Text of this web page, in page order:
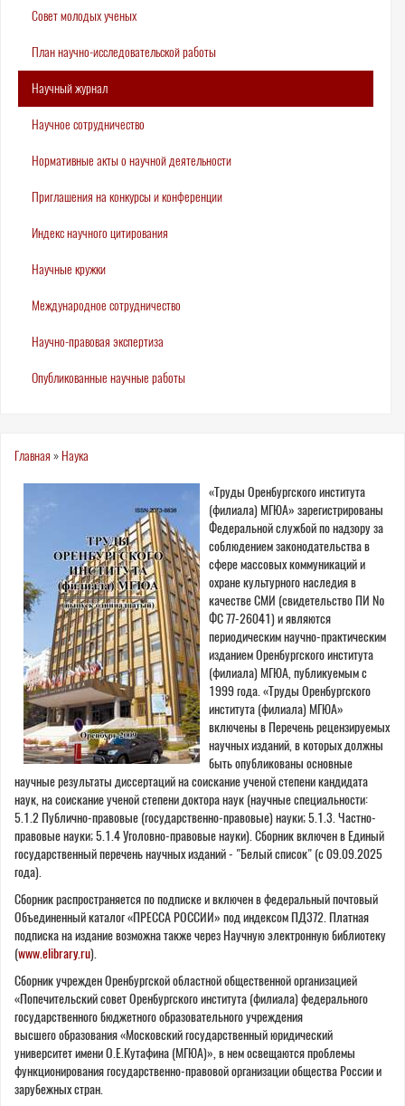
Совет молодых ученых
План научно-исследовательской работы
Научный журнал
Научное сотрудничество
Нормативные акты о научной деятельности
Приглашения на конкурсы и конференции
Индекс научного цитирования
Научные кружки
Международное сотрудничество
Научно-правовая экспертиза
Опубликованные научные работы
Вы
здесь
Главная » Наука
«Труды Оренбургского института
(филиала) МГЮА» зарегистрированы
Федеральной службой по надзору за
соблюдением законодательства в
сфере массовых коммуникаций и
охране культурного наследия в
качестве СМИ (свидетельство ПИ №
ФС 77-26041) и являются
периодическим научно-практическим
изданием Оренбургского института
(филиала) МГЮА, публикуемым с
1999 года. «Труды Оренбургского
института (филиала) МГЮА»
включены в Перечень рецензируемых
научных изданий, в которых должны
быть опубликованы основные
научные результаты диссертаций на соискание ученой степени кандидата
наук, на соискание ученой степени доктора наук (научные специальности:
5.1.2 Публично-правовые (государственно-правовые) науки; 5.1.3. Частно-
правовые науки; 5.1.4 Уголовно-правовые науки). Сборник включен в Единый
государственный перечень научных изданий - "Белый список" (с 09.09.2025
года).
Сборник распространяется по подписке и включен в федеральный почтовый
Объединенный каталог «ПРЕССА РОССИИ» под индексом ПД372. Платная
подписка на издание возможна также через Научную электронную библиотеку
(www.elibrary.ru).
Сборник учрежден Оренбургской областной общественной организацией
«Попечительский совет Оренбургского института (филиала) федерального
государственного бюджетного образовательного учреждения
высшего образования «Московский государственный юридический
университет имени О.Е.Кутафина (МГЮА)», в нем освещаются проблемы
функционирования государственно-правовой организации общества России и
зарубежных стран.